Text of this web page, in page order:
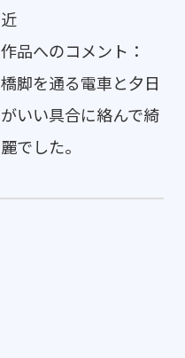
近
作品へのコメント：
橋脚を通る電車と夕日
がいい具合に絡んで綺
麗でした。